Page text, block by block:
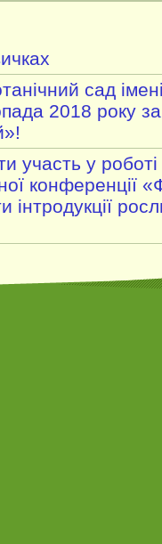
сад
2018 року
участь у
конференції
інтродукції